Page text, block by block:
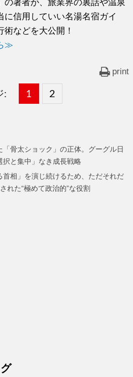
の著者が、旅業界の裏話や温泉
に信用していい名湯名宿ガイ
術などを大公開！
≫
print
:
固
ー
ジ
1 ,
固
ー
ジ
2
「骨太ショック」の正体。グーグル日
と集中」なき成長戦略
首相」を演じ続けるため、ただそれだ
れた“極めて政治的”な役割